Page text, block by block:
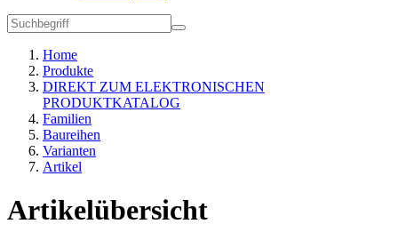
Home
Produkte
DIREKT ZUM ELEKTRONISCHEN
PRODUKTKATALOG
Familien
Baureihen
Varianten
Artikel
Artikelübersicht